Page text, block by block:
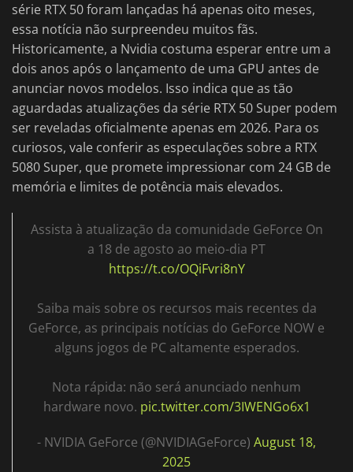
série RTX 50 foram lançadas há apenas oito meses,
essa notícia não surpreendeu muitos fãs.
Historicamente, a Nvidia costuma esperar entre um a
dois anos após o lançamento de uma GPU antes de
anunciar novos modelos. Isso indica que as tão
aguardadas atualizações da série RTX 50 Super podem
ser reveladas oficialmente apenas em 2026. Para os
curiosos, vale conferir as especulações sobre a RTX
5080 Super, que promete impressionar com 24 GB de
memória e limites de potência mais elevados.
Assista à atualização da comunidade GeForce On
a 18 de agosto ao meio-dia PT
https://t.co/OQiFvri8nY
Saiba mais sobre os recursos mais recentes da
GeForce, as principais notícias do GeForce NOW e
alguns jogos de PC altamente esperados.
Nota rápida: não será anunciado nenhum
hardware novo. pic.twitter.com/3IWENGo6x1
- NVIDIA GeForce (@NVIDIAGeForce) August 18,
2025